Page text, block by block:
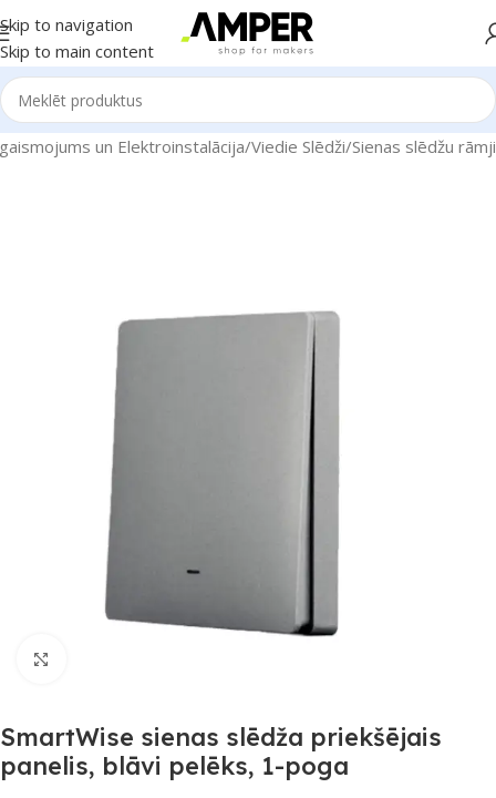
Skip to navigation
Skip to main content
un Elektroinstalācija/Viedie Slēdži/Sienas slēdžu rāmji
SmartWise sienas slēdža priekšējais
panelis, blāvi pelēks, 1-poga